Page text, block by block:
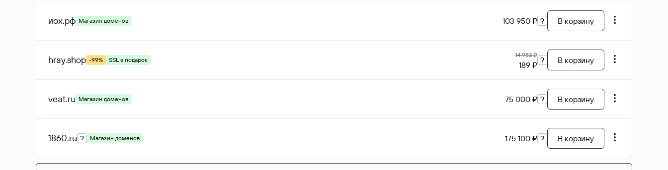
иох.рф Магазин доменов 103 950 ₽ ? В корзину
hray.shop -99% SSL в подарок
14 982 ₽
189 ₽ ? В корзину
veat.ru Магазин доменов 75 000 ₽ ? В корзину
1860.ru ? Магазин доменов 175 100 ₽ ? В корзину